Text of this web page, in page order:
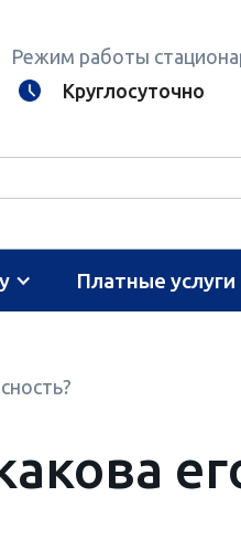
Режим работы
Круглосуточно
Платные услуги